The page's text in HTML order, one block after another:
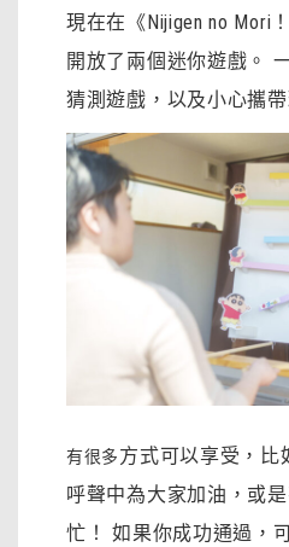
現在在《Nijigen no Mori
開放了兩個迷你遊戲。
猜測遊戲，以及小心攜
有很多方式可以享受，比
呼聲中為大家加油，或
忙！ 如果你成功通過，